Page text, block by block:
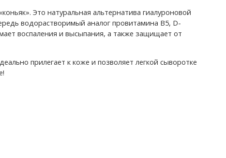
Это натуральная альтернатива гиалуроновой
водорастворимый аналог провитамина B5, D-
воспаления и высыпания, а также защищает от
прилегает к коже и позволяет легкой сыворотке